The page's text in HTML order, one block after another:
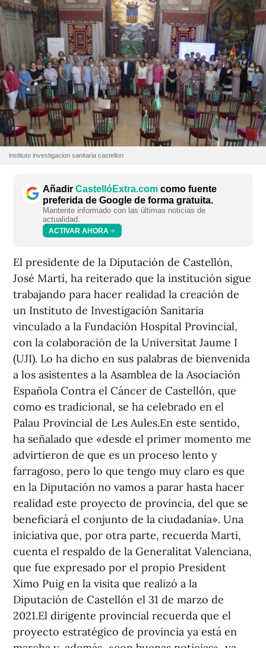
instituto investigacion sanitaria castellon
Añadir CastellóExtra.com como fuente
preferida de Google de forma gratuita.
Mantente informado con las últimas noticias de
actualidad.
ACTIVAR AHORA
El presidente de la Diputación de Castellón,
José Martí, ha reiterado que la institución sigue
trabajando para hacer realidad la creación de
un Instituto de Investigación Sanitaria
vinculado a la Fundación Hospital Provincial,
con la colaboración de la Universitat Jaume I
(UJI). Lo ha dicho en sus palabras de bienvenida
a los asistentes a la Asamblea de la Asociación
Española Contra el Cáncer de Castellón, que
como es tradicional, se ha celebrado en el
Palau Provincial de Les Aules.En este sentido,
ha señalado que «desde el primer momento me
advirtieron de que es un proceso lento y
farragoso, pero lo que tengo muy claro es que
en la Diputación no vamos a parar hasta hacer
realidad este proyecto de provincia, del que se
beneficiará el conjunto de la ciudadanía». Una
iniciativa que, por otra parte, recuerda Martí,
cuenta el respaldo de la Generalitat Valenciana,
que fue expresado por el propio President
Ximo Puig en la visita que realizó a la
Diputación de Castellón el 31 de marzo de
2021.El dirigente provincial recuerda que el
proyecto estratégico de provincia ya está en